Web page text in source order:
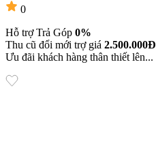
0
Hỗ trợ Trả Góp 0%
Thu cũ đổi mới trợ giá 2.500.000Đ
Ưu đãi khách hàng thân thiết lên...